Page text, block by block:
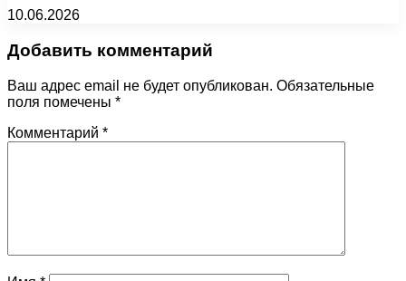
10.06.2026
Добавить комментарий
Ваш адрес email не будет опубликован. Обязательные
поля помечены *
Комментарий *